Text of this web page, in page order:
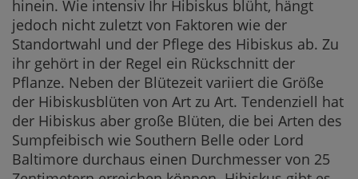
hinein. Wie intensiv Ihr Hibiskus blüht, hängt
jedoch nicht zuletzt von Faktoren wie der
Standortwahl und der Pflege des Hibiskus ab. Zu
ihr gehört in der Regel ein Rückschnitt der
Pflanze. Neben der Blütezeit variiert die Größe
der Hibiskusblüten von Art zu Art. Tendenziell hat
der Hibiskus aber große Blüten, die bei Arten des
Sumpfeibisch wie Southern Belle oder Lord
Baltimore durchaus einen Durchmesser von 25